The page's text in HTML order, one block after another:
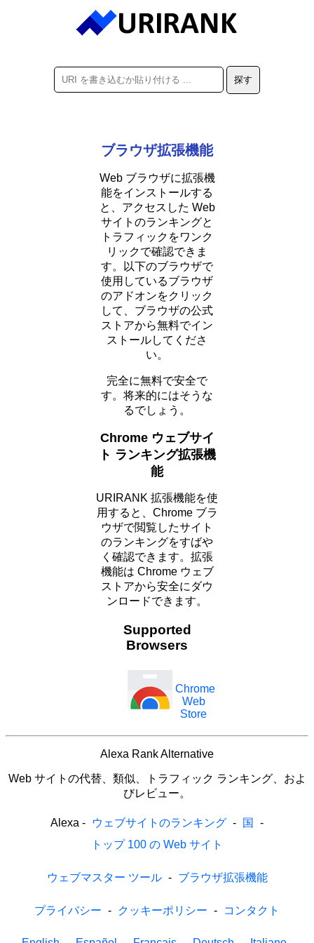
ブラウザ拡張機能
Web ブラウザに拡張機
能をインストールする
と、アクセスした Web
サイトのランキングと
トラフィックをワンク
リックで確認できま
す。以下のブラウザで
使用しているブラウザ
のアドオンをクリック
して、ブラウザの公式
ストアから無料でイン
ストールしてくださ
い。
完全に無料で安全で
す。将来的にはそうな
るでしょう。
Chrome ウェブサイ
ト ランキング拡張機
能
URIRANK 拡張機能を使
用すると、Chrome ブラ
ウザで閲覧したサイト
のランキングをすばや
く確認できます。拡張
機能は Chrome ウェブ
ストアから安全にダウ
ンロードできます。
Supported
Browsers
Chrome
Web
Store
Alexa Rank Alternative
Web サイトの代替、類似、トラフィック ランキング、およ
びレビュー。
Alexa - ウェブサイトのランキング - 国
-
トップ 100 の Web サイト
ウェブマスター ツール - ブラウザ拡張機能
プライバシー - クッキーポリシー - コンタクト